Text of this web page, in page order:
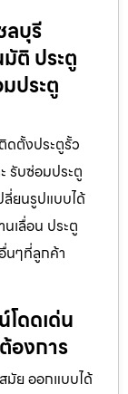
ลบุรี
ติ ประตู
ประตู
ดตั้งประตูรั้ว
รับซ่อมประตู
ลี่ยนรูปแบบได้
เลื่อน ประตู
นๆที่ลูกค้า
ดดเด่น
องการ
มัย ออกแบบได้